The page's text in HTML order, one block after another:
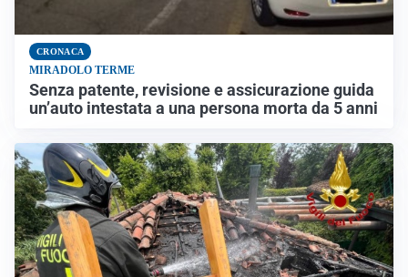
CRONACA
MIRADOLO TERME
Senza patente, revisione e assicurazione guida
un’auto intestata a una persona morta da 5 anni